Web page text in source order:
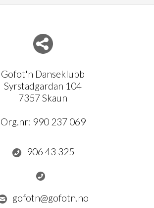
Gofot'n Danseklubb
Syrstadgardan 104
7357 Skaun
Org.nr: 990 237 069
906 43 325
gofotn@gofotn.no